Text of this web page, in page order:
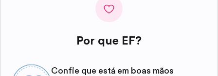
Por que EF?
Confie que está em boas mãos